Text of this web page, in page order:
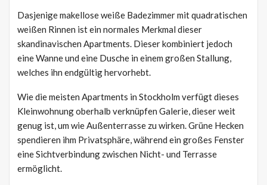
Dasjenige makellose weiße Badezimmer mit quadratischen
weißen Rinnen ist ein normales Merkmal dieser
skandinavischen Apartments. Dieser kombiniert jedoch
eine Wanne und eine Dusche in einem großen Stallung,
welches ihn endgültig hervorhebt.
Wie die meisten Apartments in Stockholm verfügt dieses
Kleinwohnung oberhalb verknüpfen Galerie, dieser weit
genug ist, um wie Außenterrasse zu wirken. Grüne Hecken
spendieren ihm Privatsphäre, während ein großes Fenster
eine Sichtverbindung zwischen Nicht- und Terrasse
ermöglicht.